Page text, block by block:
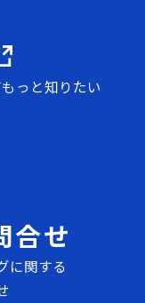
・AI活用・人
社の製造基盤を
っと知りたい
合せ
に関する